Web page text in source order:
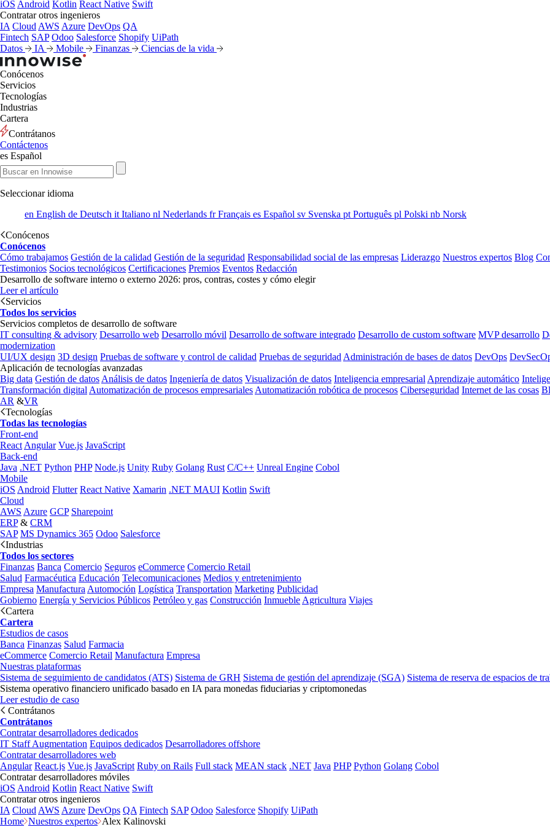
iOS Android Kotlin React Native Swift
Contratar otros ingenieros
IA Cloud AWS Azure DevOps QA
Fintech SAP Odoo Salesforce Shopify UiPath
Datos
IA Mobile Finanzas Ciencias de la vida
Conócenos
Servicios
Tecnologías
Industrias
Cartera
Contrátanos
Contáctenos
es Español
Seleccionar idioma
en English de Deutsch it Italiano nl Nederlands frFrançais es Español sv Svenska pt Português pl Polski nb Norsk
Conócenos
Conócenos
Cómo trabajamos Gestión de la calidad Gestión de la seguridad Responsabilidad social de las empresas Liderazgo Nuestros expertos Blog
Testimonios Socios tecnológicos Certificaciones Premios Eventos Redacción
Desarrollo de software interno o externo 2026: pros, contras, costes y cómo elegir
Leer el artículo
Servicios
Todos los servicios
Servicios completos de desarrollo de software
IT consulting & advisory Desarrollo web Desarrollo móvil Desarrollo de software integrado Desarrollo de custom software MVP desarrollo
modernization
UI/UX design 3D design Pruebas de software y control de calidad Pruebas de seguridad Administración de bases de datos DevOps
Aplicación de tecnologías avanzadas
Big data Gestión de datos Análisis de datos Ingeniería de datos Visualización de datos Inteligencia empresarial Aprendizaje automático
Transformación digital Automatización de procesos empresariales Automatización robótica de procesos Ciberseguridad Internet de las cosas
AR &VR
Tecnologías
Todas las tecnologías
Front-end
React Angular Vue.js JavaScript
Back-end
Java .NET Python PHP Node.js Unity Ruby Golang Rust C/C++ Unreal Engine Cobol
Mobile
iOS Android Flutter React Native Xamarin .NET MAUI Kotlin Swift
Cloud
AWS Azure GCP Sharepoint
ERP& CRM
SAP MS Dynamics 365 Odoo Salesforce
Industrias
Todos los sectores
Finanzas Banca Comercio Seguros eCommerce Comercio Retail
Salud Farmacéutica Educación Telecomunicaciones Medios y entretenimiento
Empresa Manufactura Automoción Logística Transportation Marketing Publicidad
Gobierno Energía y Servicios Públicos Petróleo y gas Construcción Inmueble Agricultura Viajes
Cartera
Cartera
Estudios de casos
Banca Finanzas Salud Farmacia
eCommerce Comercio Retail Manufactura Empresa
Nuestras plataformas
Sistema de seguimiento de candidatos (ATS) Sistema de GRH Sistema de gestión del aprendizaje (SGA) Sistema de reserva de espacios de
Sistema operativo financiero unificado basado en IA para monedas fiduciarias y criptomonedas
Leer estudio de caso
Contrátanos
Contrátanos
Contratar desarrolladores dedicados
IT Staff Augmentation Equipos dedicados Desarrolladores offshore
Contratar desarrolladores web
Angular React.js Vue.js JavaScript Ruby on Rails Full stack MEAN stack .NET Java PHP Python Golang Cobol
Contratar desarrolladores móviles
iOS Android Kotlin React Native Swift
Contratar otros ingenieros
IA Cloud AWS Azure DevOps QA Fintech SAP Odoo Salesforce Shopify UiPath
Home Nuestros expertos Alex Kalinovski